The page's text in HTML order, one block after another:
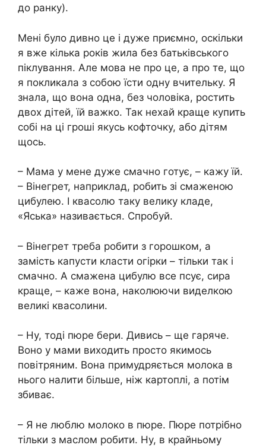
до ранку).
Мені було дивно це і дуже приємно, оскільки
я вже кілька років жила без батьківського
піклування. Але мова не про це, а про те, що
я покликала з собою їсти одну вчительку. Я
знала, що вона одна, без чоловіка, ростить
двох дітей, їй важко. Так нехай краще купить
собі на ці гроші якусь кофточку, або дітям
щось.
– Мама у мене дуже смачно готує, – кажу їй.
– Вінегрет, наприклад, робить зі смаженою
цибулею. І квасолю таку велику кладе,
«Яська» називається. Спробуй.
– Вінегрет треба робити з горошком, а
замість капусти класти огірки – тільки так і
смачно. А смажена цибулю все псує, сира
краще, – каже вона, наколюючи виделкою
великі квасолини.
– Ну, тоді пюре бери. Дивись – ще гаряче.
Воно у мами виходить просто якимось
повітряним. Вона примудряється молока в
нього налити більше, ніж картоплі, а потім
збиває.
– Я не люблю молоко в пюре. Пюре потрібно
тільки з маслом робити. Ну, в крайньому